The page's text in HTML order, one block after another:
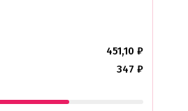
451,10 ₽
347 ₽